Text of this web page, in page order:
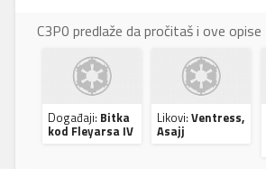
C3P0 predlaže da pročitaš i ove opise
Događaji: Bitka
kod Fleyarsa IV
Likovi: Ventress,
Asajj